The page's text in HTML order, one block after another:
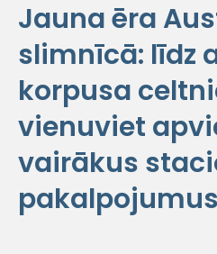
Jauna ēra
slimnīcā: līdz
korpusa
vienuviet
vairākus
pakalpojumus